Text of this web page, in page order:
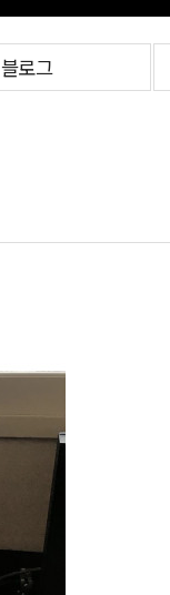
블로그